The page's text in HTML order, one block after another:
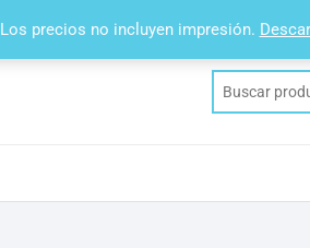
Los precios no incluyen impresión.